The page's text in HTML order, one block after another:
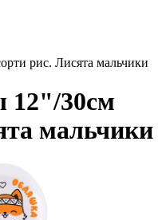
рис. Лисята мальчики
12"/30см
мальчики